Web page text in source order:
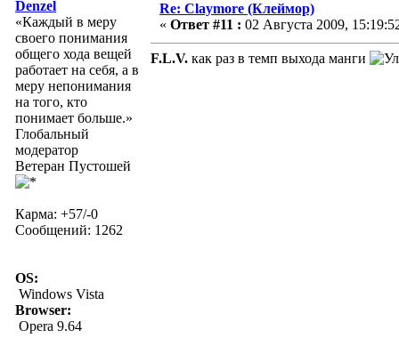
Denzel
«Каждый в меру
своего понимания
общего хода вещей
работает на себя, а в
меру непонимания
на того, кто
понимает больше.»
Глобальный
модератор
Ветеран Пустошей
Карма: +57/-0
Сообщений: 1262
OS:
Windows Vista
Browser:
Opera 9.64
Re: Claymore (Клеймор)
« Ответ #11 : 02 Августа 2009,
F.L.V. как раз в темп выхода манги